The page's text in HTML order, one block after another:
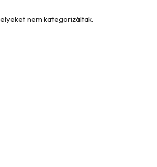
nem kategorizáltak.